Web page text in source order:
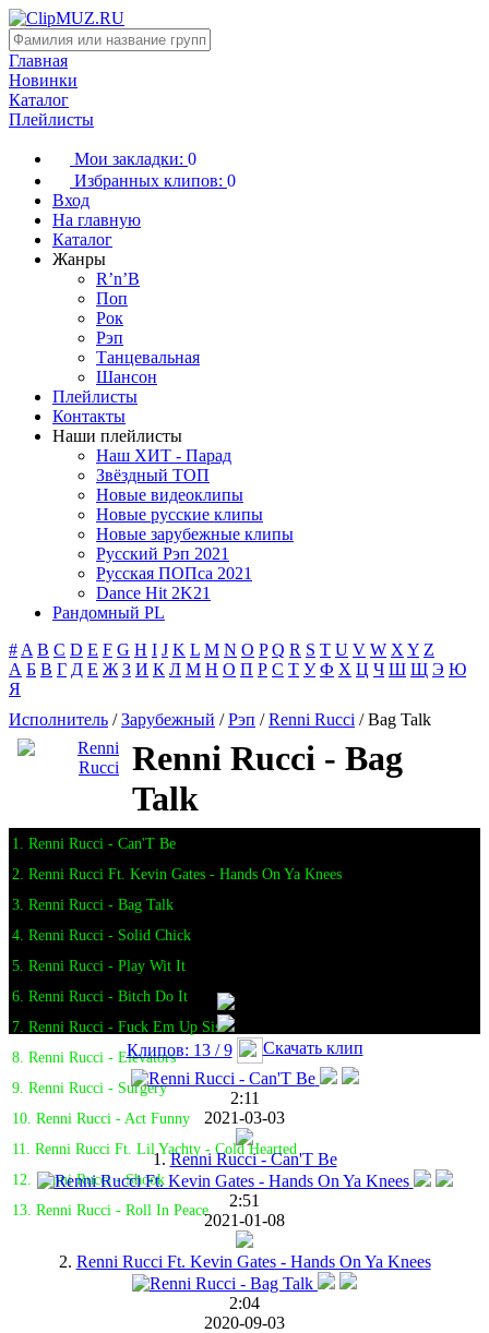
Главная
Новинки
Каталог
Плейлисты
Мои закладки: 0
Избранных клипов: 0
Вход
На главную
Каталог
Жанры
R’n’B
Поп
Рок
Рэп
Танцевальная
Шансон
Плейлисты
Контакты
Наши плейлисты
Наш ХИТ - Парад
Звёздный ТОП
Новые видеоклипы
Новые русские клипы
Новые зарубежные клипы
Русский Рэп 2021
Русская ПОПса 2021
Dance Hit 2K21
Рандомный PL
# A B C D E F G H I J K L M N O P Q R S T U V W X Y Z
А Б В Г Д Е Ж З И К Л М Н О П Р С Т У Ф Х Ц Ч Ш Щ Э Ю
Я
Исполнитель /Зарубежный /Рэп /Renni Rucci / Bag Talk
Renni Rucci - Bag
Talk
1. Renni Rucci - Can'T Be
2. Renni Rucci Ft. Kevin Gates - Hands On Ya Knees
3. Renni Rucci - Bag Talk
4. Renni Rucci - Solid Chick
5. Renni Rucci - Play Wit It
6. Renni Rucci - Bitch Do It
7. Renni Rucci - Fuck Em Up Sis
8. Renni Rucci - Elevators
9. Renni Rucci - Surgery
10. Renni Rucci - Act Funny
11. Renni Rucci Ft. Lil Yachty - Cold Hearted
12. Renni Rucci - Shook
13. Renni Rucci - Roll In Peace
Клипов: 13 / 9 Скачать клип
2:11
2021-03-03
1.Renni Rucci - Can'T Be
2:51
2021-01-08
2. Renni Rucci Ft. Kevin Gates - Hands On Ya Knees
2:04
2020-09-03